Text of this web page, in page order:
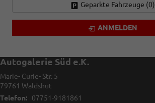
Geparkte Fahrzeuge (0)
ANMELDEN
Autogalerie Süd e.K.
Marie- Curie- Str. 5
79761 Waldshut
Telefon:
07751-9181861